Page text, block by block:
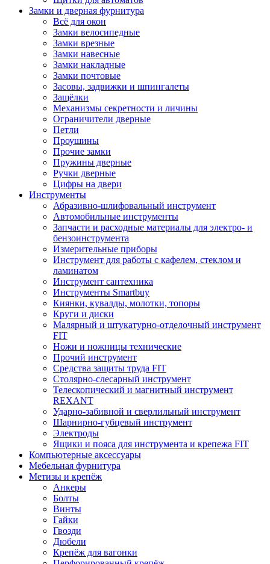
Замки и дверная фурнитура
Всё для окон
Замки велосипедные
Замки врезные
Замки навесные
Замки накладные
Замки почтовые
Засовы, задвижки и шпингалеты
Защёлки
Механизмы секретности и личины
Ограничители дверные
Петли
Проушины
Прочие замки
Пружины дверные
Ручки дверные
Цифры на двери
Инструменты
Абразивно-шлифовальный инструмент
Автомобильные инструменты
Запчасти и расходные материалы для электро- и
бензоинструмента
Измерительные приборы
Инструмент для работы с кафелем, стеклом и
ламинатом
Инструмент сантехника
Инструменты Smartbuy
Киянки, кувалды, молотки, топоры
Круги и диски
Малярный и штукатурно-отделочный инструмент
FIT
Ножи и ножницы технические
Прочий инструмент
Средства защиты труда FIT
Столярно-слесарный инструмент
Телескопический и магнитный инструмент
REXANT
Ударно-забивной и сверлильный инструмент
Шарнирно-губцевый инструмент
Электроды
Ящики и пояса для инструмента и крепежа FIT
Компьютерные аксессуары
Мебельная фурнитура
Метизы и крепёж
Анкеры
Болты
Винты
Гайки
Гвозди
Дюбели
Крепёж для вагонки